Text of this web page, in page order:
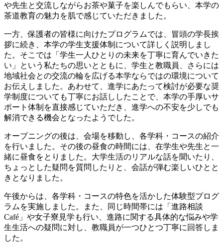
や先生と交流しながらお茶や菓子を楽しんでもらい、本学の
茶道教育の魅力を肌で感じていただきました。
一方、保護者の皆様に向けたプログラムでは、冒頭の学長挨
拶に続き、本学の学生支援体制について詳しく説明しまし
た。そこでは「学生一人ひとりの未来を丁寧に育んでいきた
い」という私たちの思いとともに、学生と教職員、さらには
地域社会との交流の輪を広げる本学ならではの環境について
お伝えしました。あわせて、進学にあたって検討が必要な奨
学制度についても丁寧にお話ししたことで、本学の手厚いサ
ポート体制を直接感じていただき、進学への不安を少しでも
解消できる機会となったようでした。
オープニングの後は、会場を移動し、各学科・コースの紹介
を行いました。その後の昼食の時間には、在学生や先生と一
緒に昼食をとりました。大学生活のリアルな話を聞いたり、
ちょっとした疑問を質問したりと、会話が弾む楽しいひとと
きとなりました。
午後からは、各学科・コースの特色を活かした体験型プログ
ラムを実施しました。また、同じ時間帯には「進路相談
Café」や女子寮見学も行い、進路に関する具体的な悩みや学
生生活への疑問に対し、教職員が一つひとつ丁寧に回答しま
した。